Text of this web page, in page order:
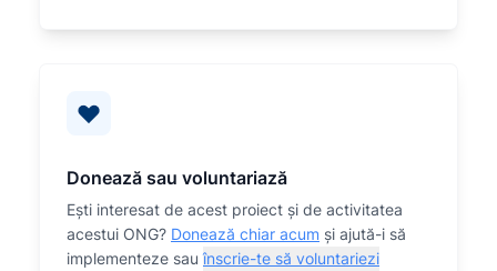
Donează sau voluntariază
Eşti interesat de acest proiect și de activitatea
acestui ONG? Donează chiar acum și ajută-i să
implementeze sauînscrie-te să voluntariezi